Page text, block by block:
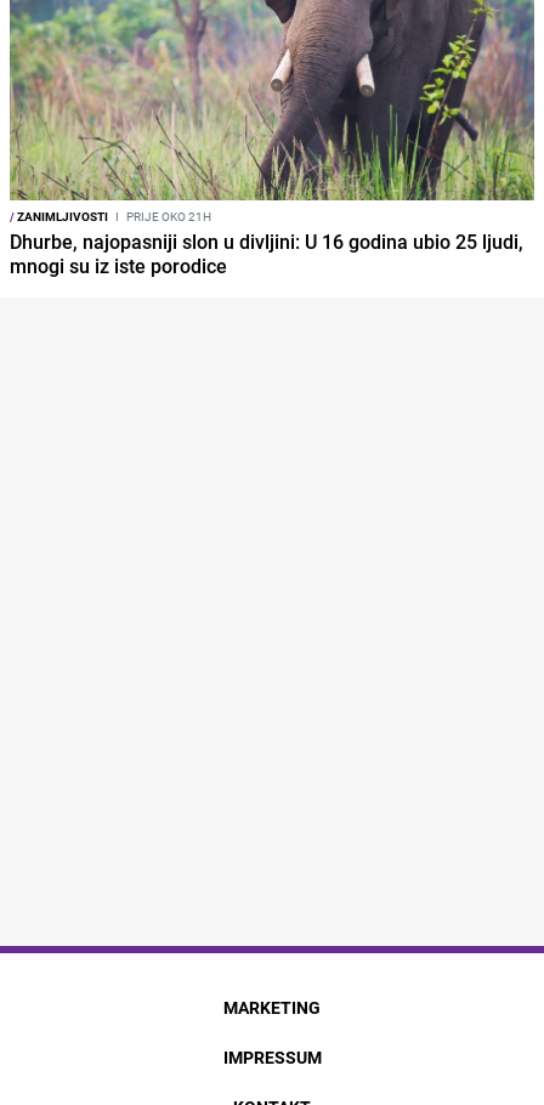
/ZANIMLJIVOSTI I PRIJE OKO 21H
Dhurbe, najopasniji slon u divljini: U 16 godina ubio 25 ljudi,
mnogi su iz iste porodice
MARKETING
IMPRESSUM